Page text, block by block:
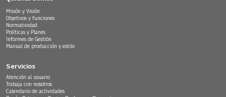
Misión y Visión
Objetivos y funciones
Normatividad
Políticas y Planes
Informes de Gestión
Manual de producción y estilo
Servicios
Atención al usuario
Trabaja con nosotros
Calendario de actividades